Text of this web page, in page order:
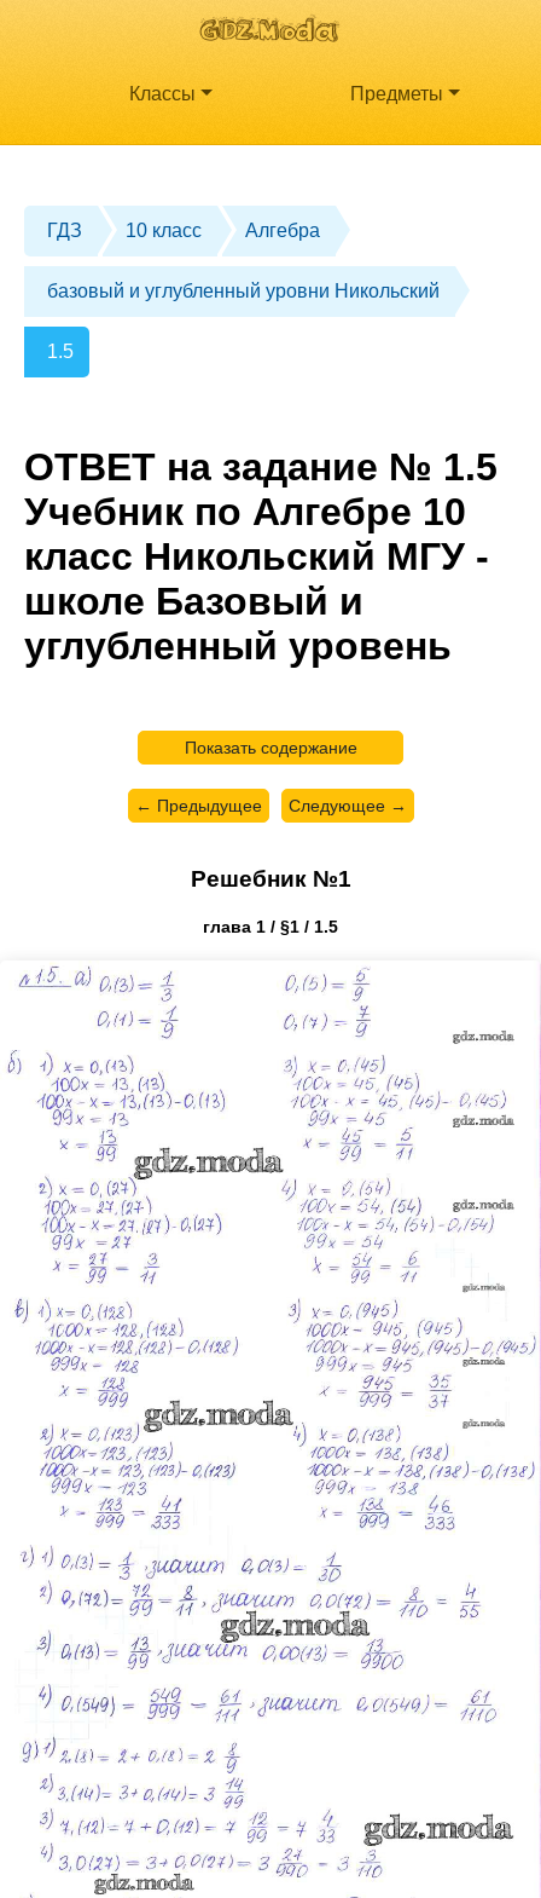
Классы Предметы
ГДЗ 10 класс Алгебра
базовый и углубленный уровни Никольский
1.5
ОТВЕТ на задание № 1.5
Учебник по Алгебре 10
класс Никольский МГУ -
школе Базовый и
углубленный уровень
Показать содержание
← Предыдущее Следующее →
Решебник №1
глава 1 / §1 / 1.5